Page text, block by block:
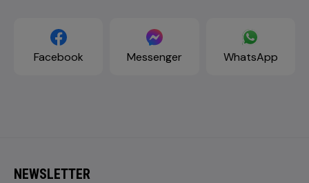
Facebook Messenger WhatsApp
NEWSLETTER